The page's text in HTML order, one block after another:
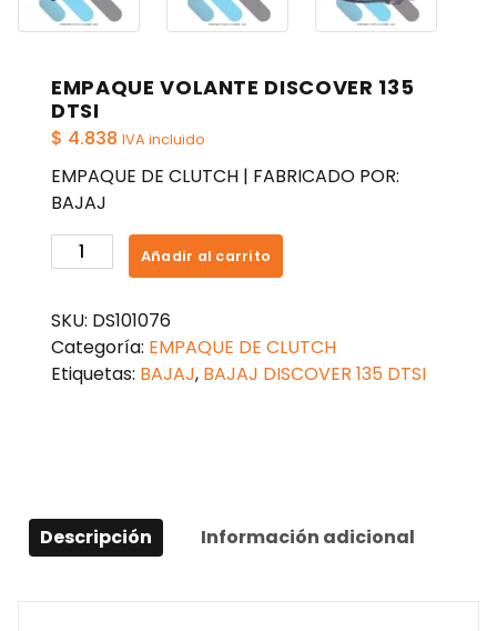
EMPAQUE VOLANTE DISCOVER 135
DTSI
$ 4.838 IVA incluido
EMPAQUE DE CLUTCH | FABRICADO POR:
BAJAJ
EMPAQUE
VOLANTE
135
DTSI
cantidad
Añadir al carrito
SKU: DS101076
Categoría: EMPAQUE DE CLUTCH
Etiquetas: BAJAJ, BAJAJ DISCOVER 135 DTSI
Descripción Información adicional